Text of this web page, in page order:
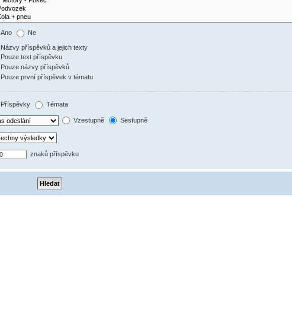
Ano Ne
Názvy příspěvků a jejich texty
Pouze text příspěvku
Pouze názvy příspěvků
Pouze první příspěvek v tématu
Příspěvky Témata
Vzestupně Sestupně
znaků příspěvku